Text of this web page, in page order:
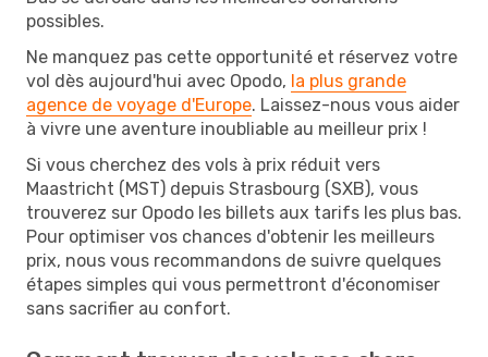
possibles.
Ne manquez pas cette opportunité et réservez votre
vol dès aujourd'hui avec Opodo, la plus grande
agence de voyage d'Europe. Laissez-nous vous aider
à vivre une aventure inoubliable au meilleur prix !
Si vous cherchez des vols à prix réduit vers
Maastricht (MST) depuis Strasbourg (SXB), vous
trouverez sur Opodo les billets aux tarifs les plus bas.
Pour optimiser vos chances d'obtenir les meilleurs
prix, nous vous recommandons de suivre quelques
étapes simples qui vous permettront d'économiser
sans sacrifier au confort.